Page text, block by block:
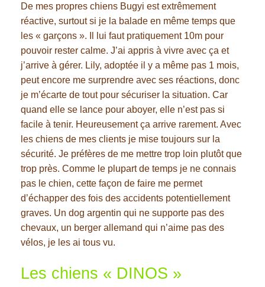
De mes propres chiens Bugyi est extrêmement
réactive, surtout si je la balade en même temps que
les « garçons ». Il lui faut pratiquement 10m pour
pouvoir rester calme. J’ai appris à vivre avec ça et
j’arrive à gérer. Lily, adoptée il y a même pas 1 mois,
peut encore me surprendre avec ses réactions, donc
je m’écarte de tout pour sécuriser la situation. Car
quand elle se lance pour aboyer, elle n’est pas si
facile à tenir. Heureusement ça arrive rarement. Avec
les chiens de mes clients je mise toujours sur la
sécurité. Je préfères de me mettre trop loin plutôt que
trop près. Comme le plupart de temps je ne connais
pas le chien, cette façon de faire me permet
d’échapper des fois des accidents potentiellement
graves. Un dog argentin qui ne supporte pas des
chevaux, un berger allemand qui n’aime pas des
vélos, je les ai tous vu.
Les chiens « DINOS »